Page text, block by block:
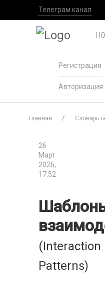
Телеграм канал
Регистрация
Авторизация
Главная Словарь
26
Март
2026,
17:52
(Interaction
Patterns)